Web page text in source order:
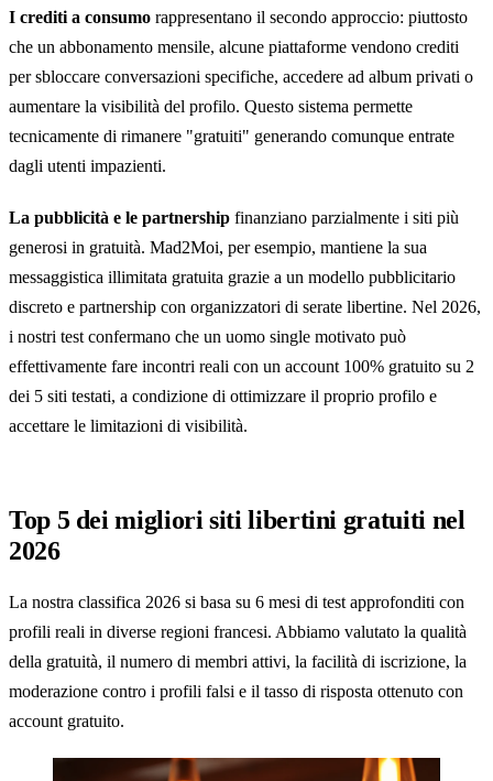
I crediti a consumo rappresentano il secondo approccio: piuttosto
che un abbonamento mensile, alcune piattaforme vendono crediti
per sbloccare conversazioni specifiche, accedere ad album privati o
aumentare la visibilità del profilo. Questo sistema permette
tecnicamente di rimanere "gratuiti" generando comunque entrate
dagli utenti impazienti.
La pubblicità e le partnership finanziano parzialmente i siti più
generosi in gratuità. Mad2Moi, per esempio, mantiene la sua
messaggistica illimitata gratuita grazie a un modello pubblicitario
discreto e partnership con organizzatori di serate libertine. Nel 2026,
i nostri test confermano che un uomo single motivato può
effettivamente fare incontri reali con un account 100% gratuito su 2
dei 5 siti testati, a condizione di ottimizzare il proprio profilo e
accettare le limitazioni di visibilità.
Top 5 dei migliori siti libertini gratuiti nel
2026
La nostra classifica 2026 si basa su 6 mesi di test approfonditi con
profili reali in diverse regioni francesi. Abbiamo valutato la qualità
della gratuità, il numero di membri attivi, la facilità di iscrizione, la
moderazione contro i profili falsi e il tasso di risposta ottenuto con
account gratuito.